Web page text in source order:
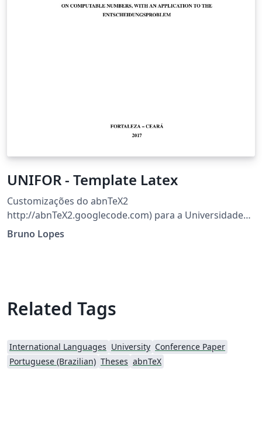
UNIFOR - Template Latex
Customizações do abnTeX2
http://abnTeX2.googlecode.com) para a Universidade
de Fortaleza O mantenedor atual deste projeto é Bruno
Lopes (bruno.lopes@unifor.br)
Bruno Lopes
Related Tags
International Languages University Conference Paper
Portuguese (Brazilian) Theses abnTeX